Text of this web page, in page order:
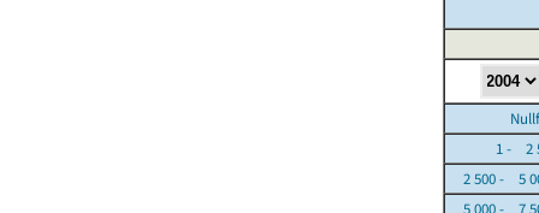
1 - 2
2 500 - 5
5 000 - 7